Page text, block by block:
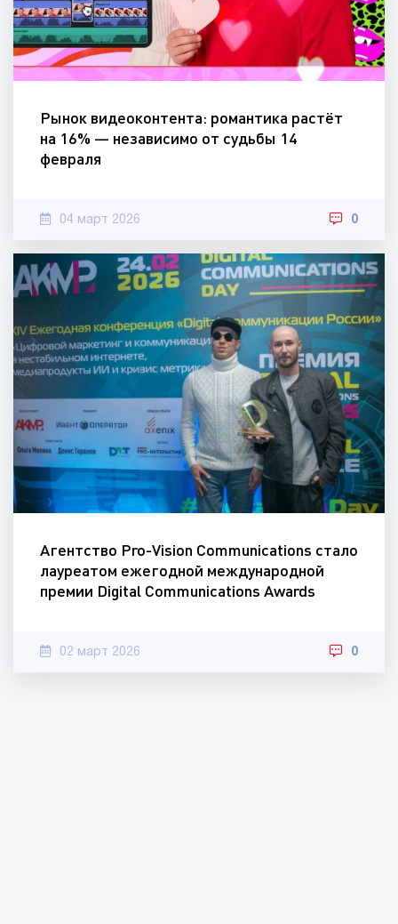
Рынок видеоконтента: романтика растёт
на 16% — независимо от судьбы 14
февраля
04 март 2026 0
Агентство Pro-Vision Communications стало
лауреатом ежегодной международной
премии Digital Communications Awards
02 март 2026 0